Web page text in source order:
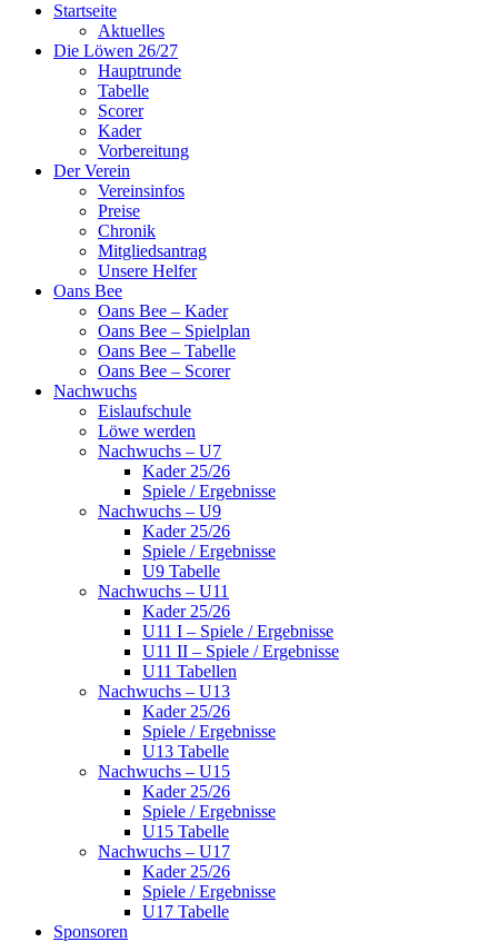
Startseite
Aktuelles
Die Löwen 26/27
Hauptrunde
Tabelle
Scorer
Kader
Vorbereitung
Der Verein
Vereinsinfos
Preise
Chronik
Mitgliedsantrag
Unsere Helfer
Oans Bee
Oans Bee – Kader
Oans Bee – Spielplan
Oans Bee – Tabelle
Oans Bee – Scorer
Nachwuchs
Eislaufschule
Löwe werden
Nachwuchs – U7
Kader 25/26
Spiele / Ergebnisse
Nachwuchs – U9
Kader 25/26
Spiele / Ergebnisse
U9 Tabelle
Nachwuchs – U11
Kader 25/26
U11 I – Spiele / Ergebnisse
U11 II – Spiele / Ergebnisse
U11 Tabellen
Nachwuchs – U13
Kader 25/26
Spiele / Ergebnisse
U13 Tabelle
Nachwuchs – U15
Kader 25/26
Spiele / Ergebnisse
U15 Tabelle
Nachwuchs – U17
Kader 25/26
Spiele / Ergebnisse
U17 Tabelle
Sponsoren